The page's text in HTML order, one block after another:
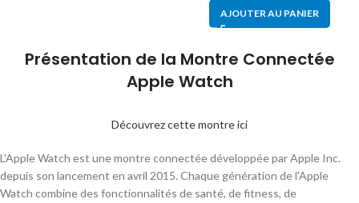
AJOUTER AU PANIER
Présentation de la Montre Connectée
Apple Watch
Découvrez cette montre ici
L'Apple Watch est une montre connectée développée par Apple Inc.
depuis son lancement en avril 2015. Chaque génération de l'Apple
Watch combine des fonctionnalités de santé, de fitness, de